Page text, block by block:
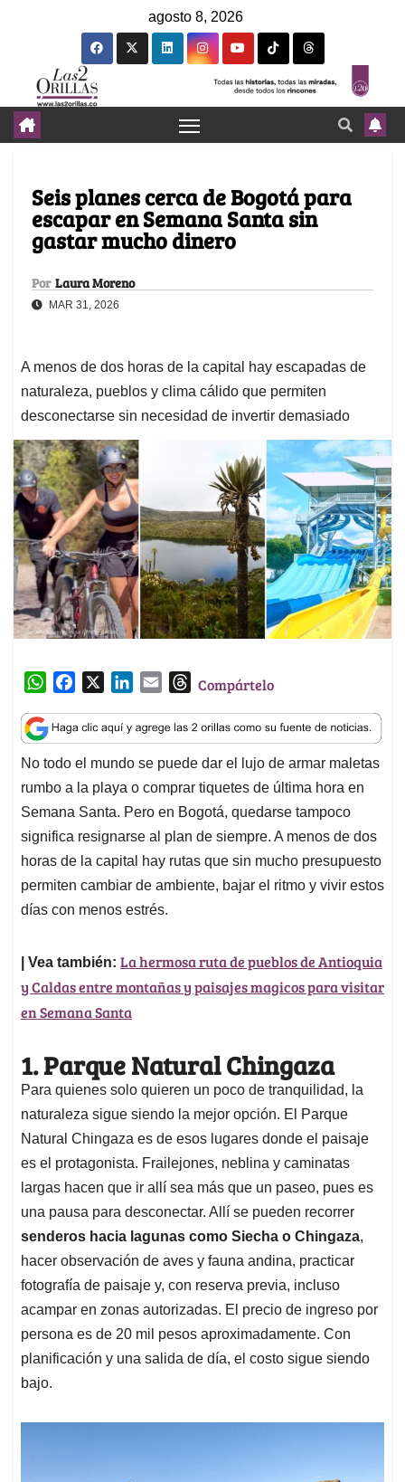
agosto 8, 2026
Seis planes cerca de Bogotá para
escapar en Semana Santa sin
gastar mucho dinero
Por Laura Moreno
MAR 31, 2026
A menos de dos horas de la capital hay escapadas de
naturaleza, pueblos y clima cálido que permiten
desconectarse sin necesidad de invertir demasiado
W
a
t
s
A
p
p
c
e
b
o
o
k
n
k
e
d
I
n
a
i
l
T
r
e
a
d
s
Compártelo
No todo el mundo se puede dar el lujo de armar maletas
rumbo a la playa o comprar tiquetes de última hora en
Semana Santa. Pero en Bogotá, quedarse tampoco
significa resignarse al plan de siempre. A menos de dos
horas de la capital hay rutas que sin mucho presupuesto
permiten cambiar de ambiente, bajar el ritmo y vivir estos
días con menos estrés.
| Vea también: La hermosa ruta de pueblos de Antioquia
y Caldas entre montañas y paisajes magicos para visitar
en Semana Santa
1. Parque Natural Chingaza
Para quienes solo quieren un poco de tranquilidad, la
naturaleza sigue siendo la mejor opción. El Parque
Natural Chingaza es de esos lugares donde el paisaje
es el protagonista. Frailejones, neblina y caminatas
largas hacen que ir allí sea más que un paseo, pues es
una pausa para desconectar. Allí se pueden recorrer
senderos hacia lagunas como Siecha o Chingaza,
hacer observación de aves y fauna andina, practicar
fotografía de paisaje y, con reserva previa, incluso
acampar en zonas autorizadas. El precio de ingreso por
persona es de 20 mil pesos aproximadamente. Con
planificación y una salida de día, el costo sigue siendo
bajo.